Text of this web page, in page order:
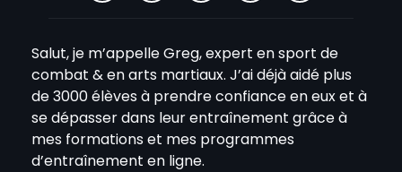
Salut, je m’appelle Greg, expert en sport de
combat & en arts martiaux. J’ai déjà aidé plus
de 3000 élèves à prendre confiance en eux et à
se dépasser dans leur entraînement grâce à
mes formations et mes programmes
d’entraînement en ligne.